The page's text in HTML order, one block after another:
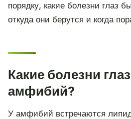
порядку, какие болезни глаз
откуда они берутся и когда
Какие болезни
амфибий?
У амфибий встречаются